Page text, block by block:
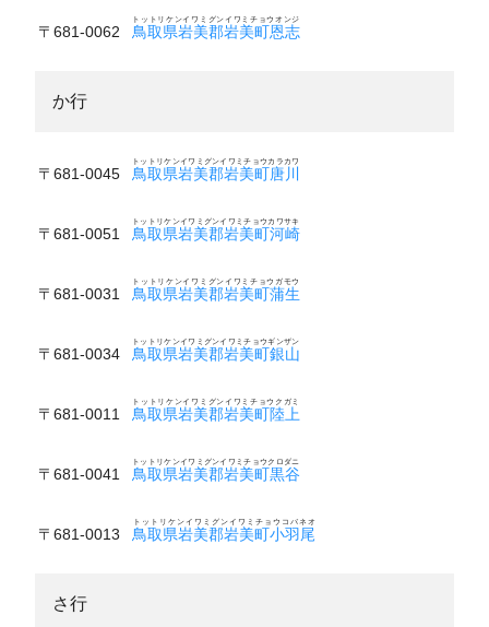
〒681-0062 鳥取県岩美郡岩美町恩志
トットリケンイワミグンイワミチョウオンジ
か行
〒681-0045 鳥取県岩美郡岩美町唐川
トットリケンイワミグンイワミチョウカラカワ
〒681-0051 鳥取県岩美郡岩美町河崎
トットリケンイワミグンイワミチョウカワサキ
〒681-0031 鳥取県岩美郡岩美町蒲生
トットリケンイワミグンイワミチョウガモウ
〒681-0034 鳥取県岩美郡岩美町銀山
トットリケンイワミグンイワミチョウギンザン
〒681-0011 鳥取県岩美郡岩美町陸上
トットリケンイワミグンイワミチョウクガミ
〒681-0041 鳥取県岩美郡岩美町黒谷
トットリケンイワミグンイワミチョウクロダニ
〒681-0013 鳥取県岩美郡岩美町小羽尾
トットリケンイワミグンイワミチョウコバネオ
さ行